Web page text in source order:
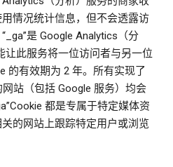
情况统计信息，但不会透露访
是 Google Analytics（分
让此服务将一位访问者与另一位
的有效期为 2 年。所有实现了
站（包括 Google 服务）均会
都是专属于特定媒体资
的网站上跟踪特定用户或浏览